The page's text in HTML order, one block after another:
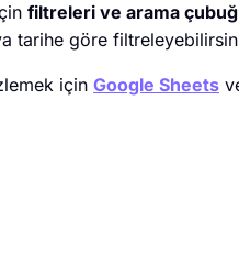
filtreleri ve arama
tarihe göre
için Google Sheets